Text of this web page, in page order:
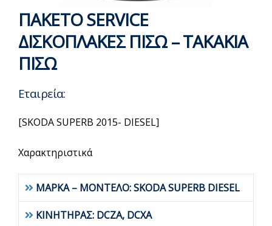
ΠΑΚΕΤΟ SERVICE
ΔΙΣΚΟΠΛΑΚΕΣ ΠΙΣΩ – ΤΑΚΑΚΙΑ
ΠΙΣΩ
Εταιρεία:
[SKODA SUPERB 2015- DIESEL]
Χαρακτηριστικά
ΜΑΡΚΑ – ΜΟΝΤΕΛΟ: SKODA SUPERB DIESEL
ΚΙΝΗΤΗΡΑΣ: DCZA, DCXA